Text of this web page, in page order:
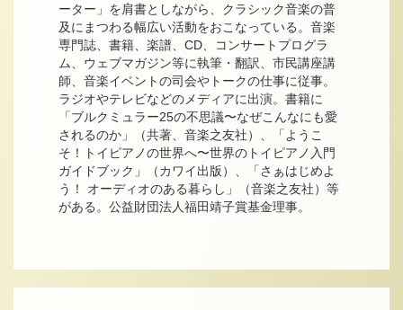
ーター」を肩書としながら、クラシック音楽の普
及にまつわる幅広い活動をおこなっている。音楽
専門誌、書籍、楽譜、CD、コンサートプログラ
ム、ウェブマガジン等に執筆・翻訳、市民講座講
師、音楽イベントの司会やトークの仕事に従事。
ラジオやテレビなどのメディアに出演。書籍に
「ブルクミュラー25の不思議〜なぜこんなにも愛
されるのか」（共著、音楽之友社）、「ようこ
そ！トイピアノの世界へ〜世界のトイピアノ入門
ガイドブック」（カワイ出版）、「さぁはじめよ
う！ オーディオのある暮らし」（音楽之友社）等
がある。公益財団法人福田靖子賞基金理事。